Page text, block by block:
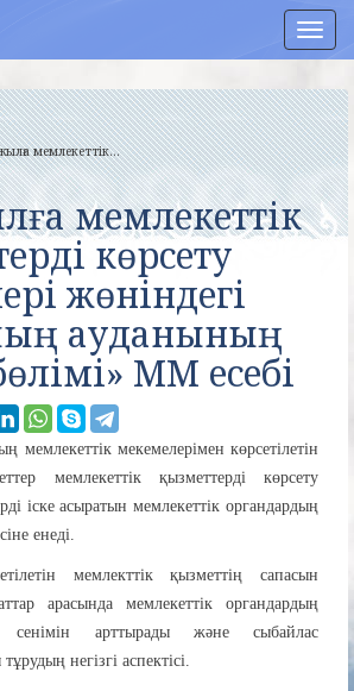
мемлекеттік...
мемлекеттік
көрсету
жөніндегі
ауданының
ММ есебі
мемлекеттік мекемелерімен көрсетілетін
мемлекеттік қызметтерді көрсету
іске асыратын мемлекеттік органдардың
енеді.
мемлекттік қызметтің сапасын
арасында мемлекеттік органдардың
сенімін арттырады және сыбайлас
негізгі аспектісі.